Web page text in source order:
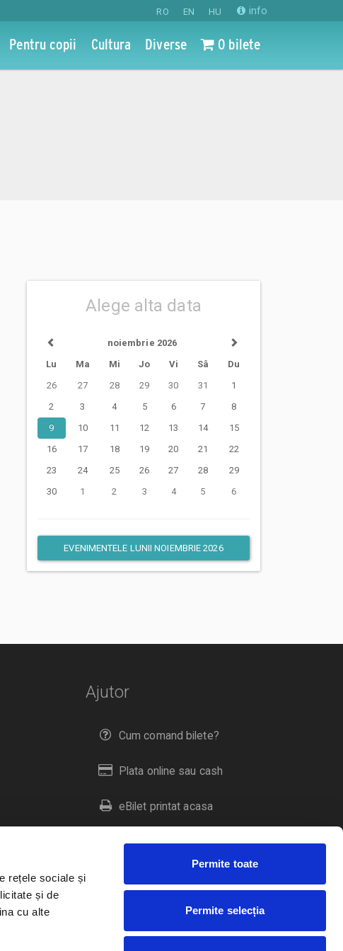
rețele sociale și
și de
cu alte
Permite toate
Permite selecția
RO EN HU info
Pentru copii Cultura Diverse 0 bilete
Alege alta data
noiembrie 2026
Lu
Ma Mi Jo Vi Sâ
Du
26
27 28 29 30 31
1
2
3 4 5 6 7
8
9
10 11 12 13 14
15
16
17 18 19 20 21
22
23
24 25 26 27 28
29
30
1 2 3 4 5 6
EVENIMENTELE LUNII NOIEMBRIE 2026
Ajutor
Cum comand bilete?
Plata online sau cash
eBilet printat acasa
Livrare prin curier
Duplicare bilete